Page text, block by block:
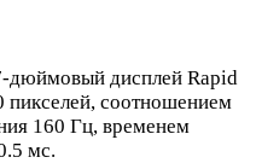
дюймовый дисплей Rapid
пикселей, соотношением
160 Гц, временем
мс.